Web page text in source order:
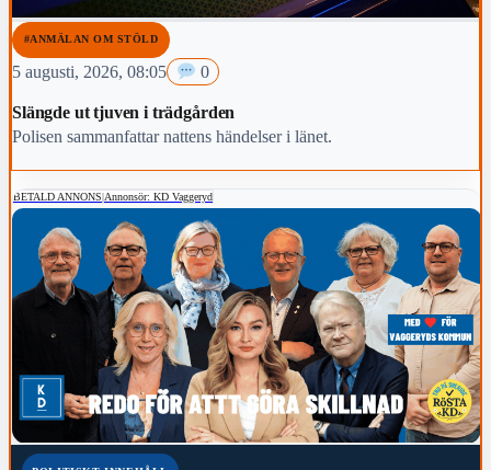
#ANMÄLAN OM STÖLD
5 augusti, 2026, 08:05 0
Slängde ut tjuven i trädgården
Polisen sammanfattar nattens händelser i länet.
BETALD ANNONS|Annonsör: KD Vaggeryd